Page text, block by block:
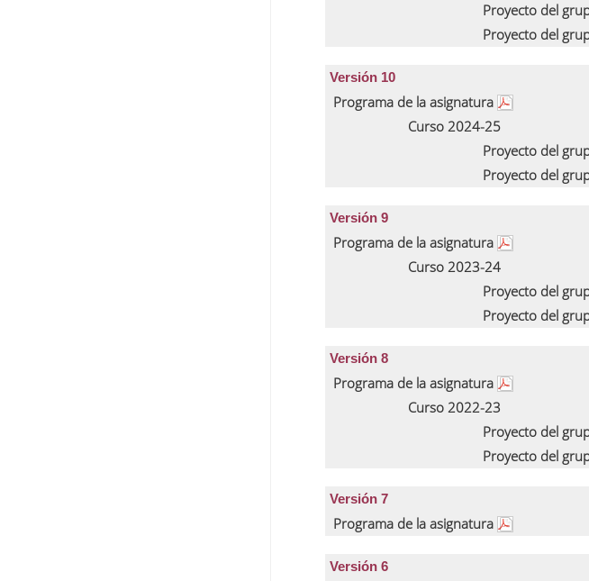
Proyecto del
Proyecto del
Versión 10
Programa de la asignatura
Curso 2024-25
Proyecto del
Proyecto del
Versión 9
Programa de la asignatura
Curso 2023-24
Proyecto del
Proyecto del
Versión 8
Programa de la asignatura
Curso 2022-23
Proyecto del
Proyecto del
Versión 7
Programa de la asignatura
Versión 6